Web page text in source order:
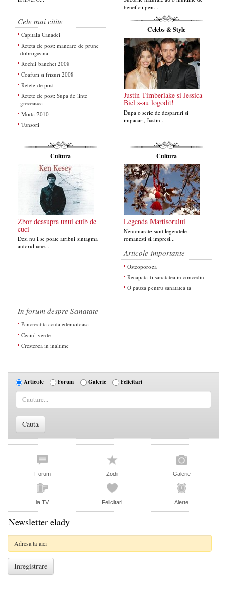
beneficii pen...
Cele mai citite
Capitala Canadei
Reteta de post: mancare de prune
dobrogeana
Rochii banchet 2008
Coafuri si frizuri 2008
Retete de post
Retete de post: Supa de linte
greceasca
Moda 2010
Tunsori
Celebs & Style
Justin Timberlake si Jessica
Biel s-au logodit!
Dupa o serie de despartiri si
impacari, Justin...
Cultura
Zbor deasupra unui cuib de
cuci
Desi nu i se poate atribui sintagma
autorul une...
Cultura
Legenda Martisorului
Nenumarate sunt legendele
romanesti si impresi...
Articole importante
Osteoporoza
Recapata-ti sanatatea in concediu
O pauza pentru sanatatea ta
In forum despre Sanatate
Pancreatita acuta edematoasa
Ceaiul verde
Cresterea in inaltime
Articole Forum Galerie Felicitari
Forum Zodii Galerie
la TV Felicitari Alerte
Newsletter elady